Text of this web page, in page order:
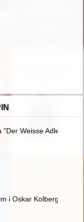
z II połowy XIX
Autorzy, dzieła,
"Der Weisse Adler"
człowieka z
i Oskar Kolbergowie -